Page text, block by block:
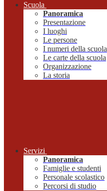
Scuola
Panoramica
Presentazione
I luoghi
Le persone
I numeri della scuola
Le carte della scuola
Organizzazione
La storia
Servizi
Panoramica
Famiglie e studenti
Personale scolastico
Percorsi di studio